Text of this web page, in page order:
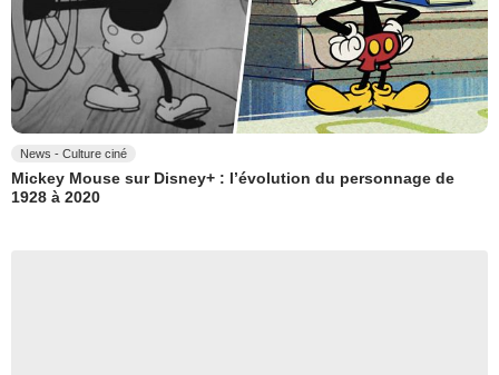
News - Culture ciné
Mickey Mouse sur Disney+ : l’évolution du personnage de
1928 à 2020